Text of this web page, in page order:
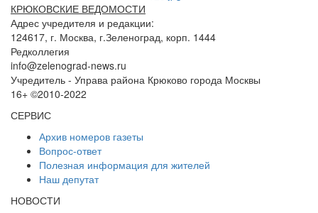
КРЮКОВСКИЕ ВЕДОМОСТИ
Адрес учредителя и редакции:
124617, г. Москва, г.Зеленоград, корп. 1444
Редколлегия
info@zelenograd-news.ru
Учредитель - Управа района Крюково города Москвы
16+ ©2010-2022
СЕРВИС
Архив номеров газеты
Вопрос-ответ
Полезная информация для жителей
Наш депутат
НОВОСТИ